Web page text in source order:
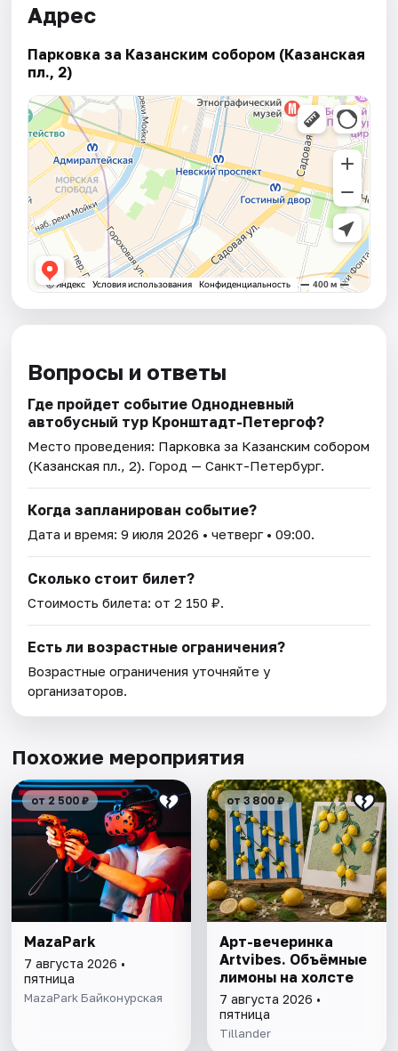
Адрес
Парковка за Казанским собором (Казанская
пл., 2)
Вопросы и ответы
Где пройдет событие Однодневный
автобусный тур Кронштадт-Петергоф?
Место проведения: Парковка за Казанским собором
(Казанская пл., 2). Город — Санкт-Петербург.
Когда запланирован событие?
Дата и время:9 июля 2026 • четверг • 09:00.
Сколько стоит билет?
Стоимость билета: от 2 150 ₽.
Есть ли возрастные ограничения?
Возрастные ограничения уточняйте у
организаторов.
Похожие мероприятия
от 2 500 ₽
MazaPark
7 августа 2026 •
пятница
MazaPark Байконурская
от 3 800 ₽
Арт-вечеринка
Artvibes. Объёмные
лимоны на холсте
7 августа 2026 •
пятница
Tillander